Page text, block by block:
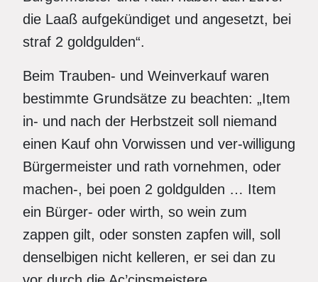
die Laaß aufgekündiget und angesetzt, bei
straf 2 goldgulden“.
Beim Trauben- und Weinverkauf waren
bestimmte Grundsätze zu beachten: „Item
in- und nach der Herbstzeit soll niemand
einen Kauf ohn Vorwissen und ver-willigung
Bürgermeister und rath vornehmen, oder
machen-, bei poen 2 goldgulden … Item
ein Bürger- oder wirth, so wein zum
zappen gilt, oder sonsten zapfen will, soll
denselbigen nicht kelleren, er sei dan zu